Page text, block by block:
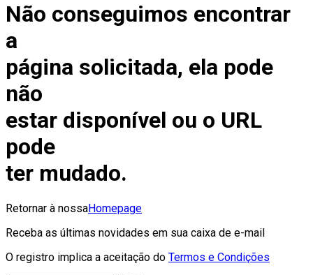
Não conseguimos encontrar
a
página solicitada, ela pode
não
estar disponível ou o URL
pode
ter mudado.
Retornar à nossaHomepage
Receba as últimas novidades em sua caixa de e-mail
O registro implica a aceitação do Termos e Condições